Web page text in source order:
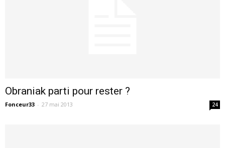
Obraniak parti pour rester ?
Fonceur33 - 27 mai 2013 24